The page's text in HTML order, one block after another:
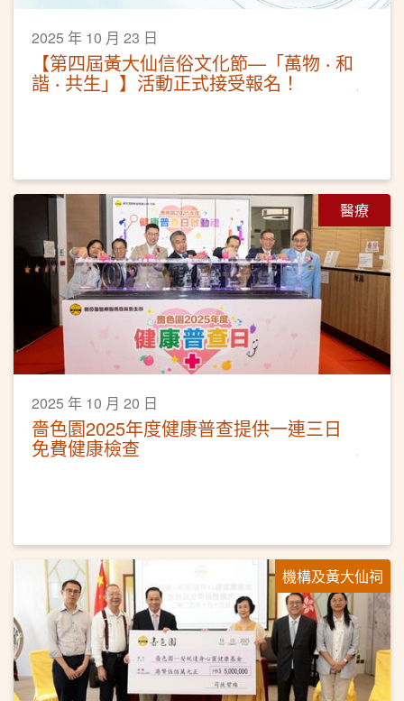
2025 年 10 月 23 日
【第四屆黃大仙信俗文化節—「萬物 ‧ 和
諧 ‧ 共生」】活動正式接受報名！
醫療
2025 年 10 月 20 日
嗇色園2025年度健康普查提供一連三日
免費健康檢查
機構及黃大仙祠